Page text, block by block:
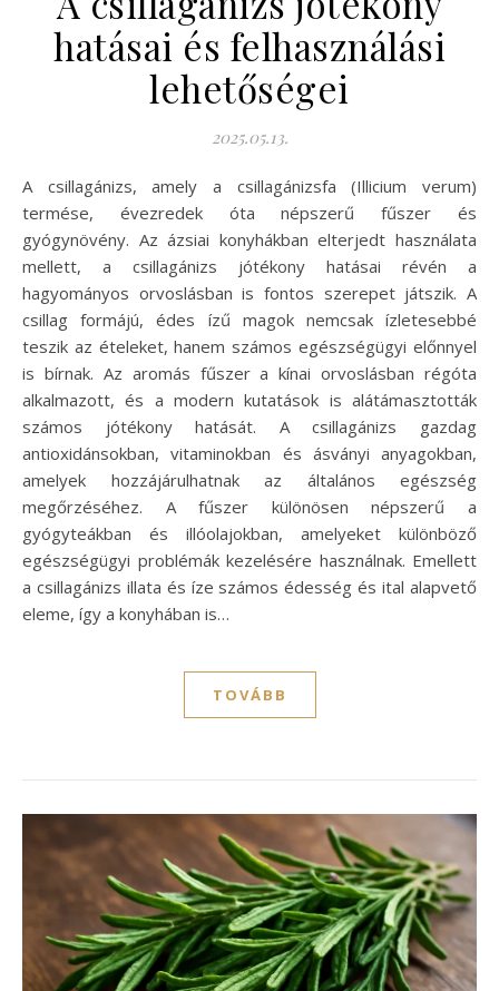
hatásai és felhasználási
lehetőségei
2025.05.13.
A csillagánizs, amely a csillagánizsfa (Illicium verum)
termése, évezredek óta népszerű fűszer és
gyógynövény. Az ázsiai konyhákban elterjedt használata
mellett, a csillagánizs jótékony hatásai révén a
hagyományos orvoslásban is fontos szerepet játszik. A
csillag formájú, édes ízű magok nemcsak ízletesebbé
teszik az ételeket, hanem számos egészségügyi előnnyel
is bírnak. Az aromás fűszer a kínai orvoslásban régóta
alkalmazott, és a modern kutatások is alátámasztották
számos jótékony hatását. A csillagánizs gazdag
antioxidánsokban, vitaminokban és ásványi anyagokban,
amelyek hozzájárulhatnak az általános egészség
megőrzéséhez. A fűszer különösen népszerű a
gyógyteákban és illóolajokban, amelyeket különböző
egészségügyi problémák kezelésére használnak. Emellett
a csillagánizs illata és íze számos édesség és ital alapvető
eleme, így a konyhában is…
TOVÁBB